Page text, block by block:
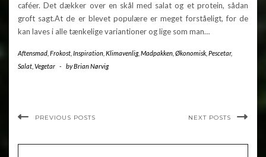
caféer. Det dækker over en skål med salat og et protein, sådan
groft sagt.At de er blevet populære er meget forståeligt, for de
kan laves i alle tænkelige variantioner og lige som man…
Aftensmad Frokost Inspiration Klimavenlig, Madpakken Økonomisk Pescetar,
Salat Vegetar - byBrian Nørvig
PREVIOUS POSTS NEXT POSTS